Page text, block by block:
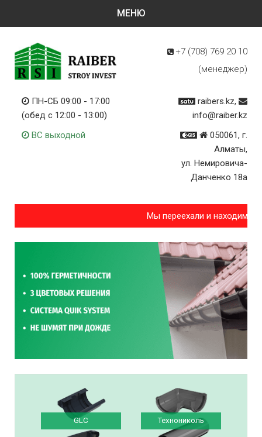
+7 (708) 769 20 10
(менеджер)
ПН-СБ 09:00 - 17:00
(обед с 12:00 - 13:00)
ВС выходной
raibers.kz,
info@raiber.kz
050061, г.
Алматы,
ул. Немировича-
Данченко 18а
Мы переехали и